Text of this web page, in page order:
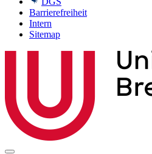
Barrierefreiheit
Intern
Sitemap